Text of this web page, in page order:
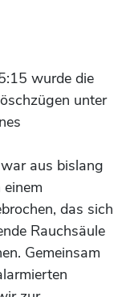
wurde die
unter
aus bislang
das sich
Rauchsäule
Gemeinsam